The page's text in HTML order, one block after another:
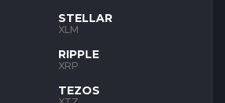
STELLAR
XLM
RIPPLE
XRP
TEZOS